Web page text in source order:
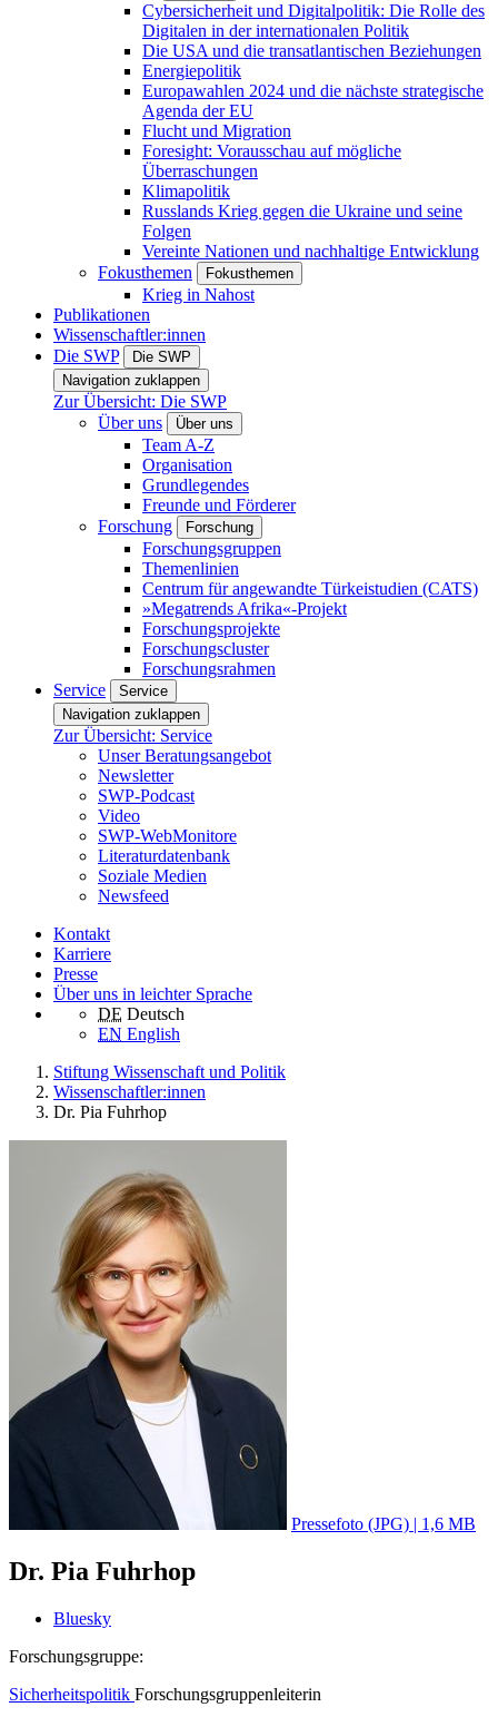
Cybersicherheit und Digitalpolitik: Die Rolle des
Digitalen in der internationalen Politik
Die USA und die transatlantischen Beziehungen
Energiepolitik
Europawahlen 2024 und die nächste strategische
Agenda der EU
Flucht und Migration
Foresight: Vorausschau auf mögliche
Überraschungen
Klimapolitik
Russlands Krieg gegen die Ukraine und seine
Folgen
Vereinte Nationen und nachhaltige Entwicklung
Fokusthemen
Fokusthemen
Krieg in Nahost
Publikationen
Wissenschaftler:innen
Die SWP
Die SWP
Navigation zuklappen
Zur Übersicht: Die SWP
Über uns
Über uns
Team A-Z
Organisation
Grundlegendes
Freunde und Förderer
Forschung
Forschung
Forschungsgruppen
Themenlinien
Centrum für angewandte Türkeistudien (CATS)
»Megatrends Afrika«-Projekt
Forschungsprojekte
Forschungscluster
Forschungsrahmen
Service
Service
Navigation zuklappen
Zur Übersicht: Service
Unser Beratungsangebot
Newsletter
SWP-Podcast
Video
SWP-WebMonitore
Literaturdatenbank
Soziale Medien
Newsfeed
Kontakt
Karriere
Presse
Über uns in leichter Sprache
DE Deutsch
EN English
Stiftung Wissenschaft und Politik
Wissenschaftler:innen
Dr. Pia Fuhrhop
Pressefoto (JPG) | 1,6 MB
Dr. Pia Fuhrhop
Bluesky
Forschungsgruppe:
Sicherheitspolitik Forschungsgruppenleiterin